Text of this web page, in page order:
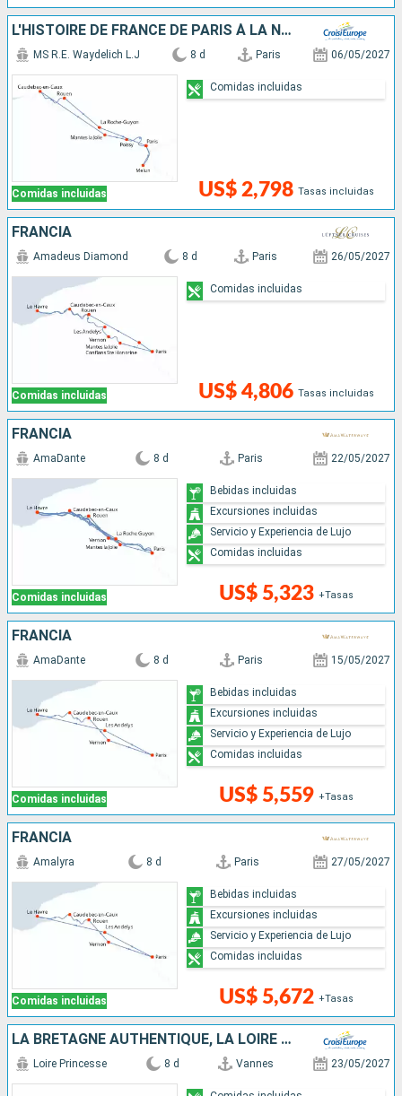
L'HISTOIRE DE FRANCE DE PARIS À LA NORMANDIE ENTRE PATRIMOINE, PAYSAGES ET NUANCE IMPRESSIONNISTE
Comidas incluidas
MS R.E. Waydelich L.J 8 d Paris 06/05/2027
US$ 2,798 Tasas incluidas
Comidas incluidas
FRANCIA
Comidas incluidas
Amadeus Diamond 8 d Paris 26/05/2027
US$ 4,806 Tasas incluidas
Comidas incluidas
FRANCIA
Comidas incluidas
AmaDante 8 d Paris 22/05/2027
US$ 5,323 +Tasas
Bebidas incluidas
Excursiones incluidas
Servicio y Experiencia de Lujo
Comidas incluidas
FRANCIA
Comidas incluidas
AmaDante 8 d Paris 15/05/2027
US$ 5,559 +Tasas
Bebidas incluidas
Excursiones incluidas
Servicio y Experiencia de Lujo
Comidas incluidas
FRANCIA
Comidas incluidas
Amalyra 8 d Paris 27/05/2027
US$ 5,672 +Tasas
Bebidas incluidas
Excursiones incluidas
Servicio y Experiencia de Lujo
Comidas incluidas
LA BRETAGNE AUTHENTIQUE, LA LOIRE ET SES CHÂTEAUX, UN HÉRITAGE ROYAL
Loire Princesse 8 d Vannes 23/05/2027